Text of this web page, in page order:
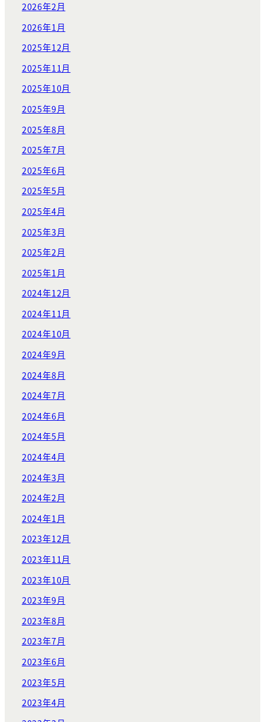
2026年2月
2026年1月
2025年12月
2025年11月
2025年10月
2025年9月
2025年8月
2025年7月
2025年6月
2025年5月
2025年4月
2025年3月
2025年2月
2025年1月
2024年12月
2024年11月
2024年10月
2024年9月
2024年8月
2024年7月
2024年6月
2024年5月
2024年4月
2024年3月
2024年2月
2024年1月
2023年12月
2023年11月
2023年10月
2023年9月
2023年8月
2023年7月
2023年6月
2023年5月
2023年4月